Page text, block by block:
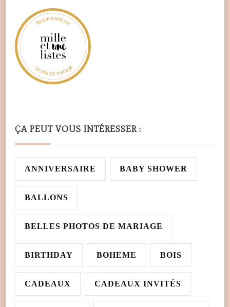
ÇA PEUT VOUS INTÉRESSER :
ANNIVERSAIRE BABY SHOWER
BALLONS
BELLES PHOTOS DE MARIAGE
BIRTHDAY BOHEME BOIS
CADEAUX CADEAUX INVITÉS